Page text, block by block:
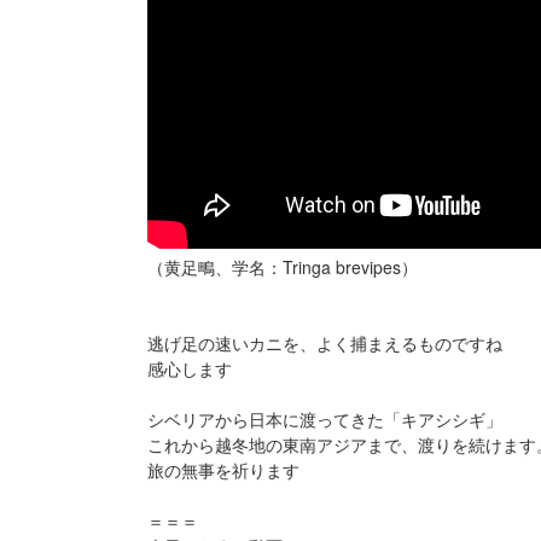
（黄足鴫、学名：Tringa brevipes）
逃げ足の速いカニを、よく捕まえるものですね
感心します
シベリアから日本に渡ってきた「キアシシギ」
これから越冬地の東南アジアまで、渡りを続けます
旅の無事を祈ります
＝＝＝